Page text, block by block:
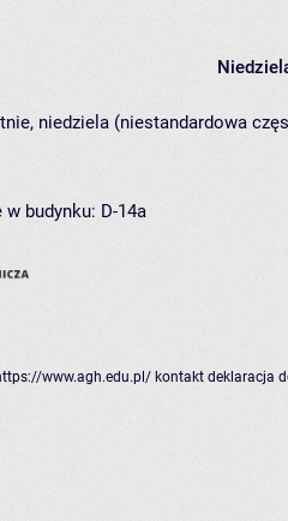
niedziela (niestandardowa
budynku: D-14a
www.agh.edu.pl/ kontakt deklaracja